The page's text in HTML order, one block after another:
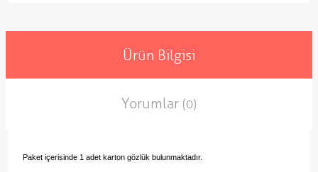
Ürün Bilgisi
Yorumlar (0)
Paket içerisinde 1 adet karton gözlük bulunmaktadır.